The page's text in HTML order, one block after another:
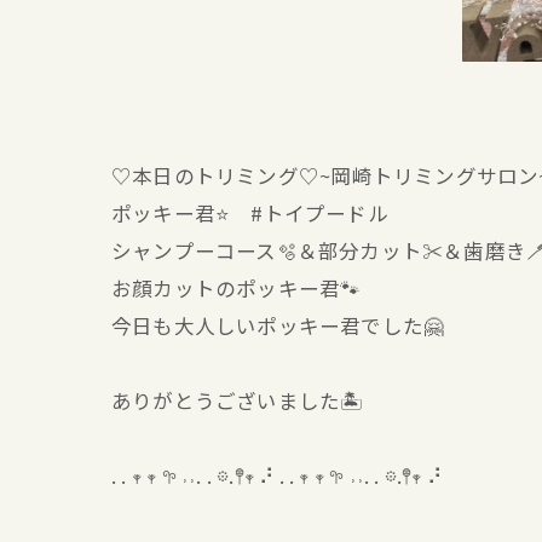
♡本日のトリミング♡⁠~岡崎トリミングサロ
ポッキー君⭐ #トイプードル
シャンプーコース🫧＆部分カット✂️＆歯磨き
お顔カットのポッキー君🐾
今日も大人しいポッキー君でした🤗
ありがとうございました🏝️
. . 𖥧 𖥧 𖧧 ˒˒. . 𖡼.𖤣𖥧 ⠜ . . 𖥧 𖥧 𖧧 ˒˒. . 𖡼.𖤣𖥧 ⠜